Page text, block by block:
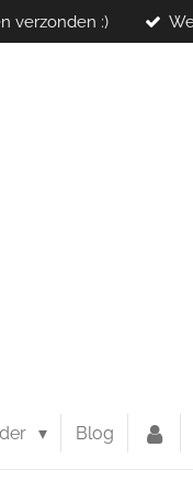
verzonden :)
Blog